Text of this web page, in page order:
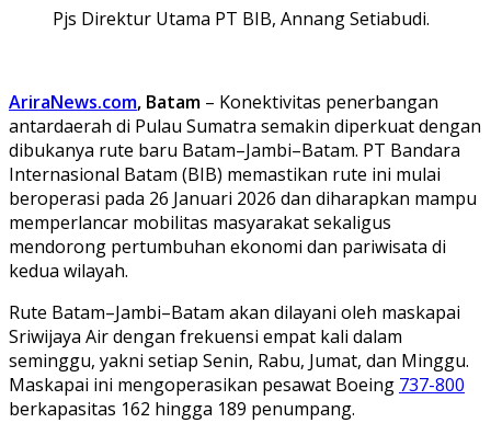
Pjs Direktur Utama PT BIB, Annang Setiabudi.
AriraNews.com, Batam – Konektivitas penerbangan
antardaerah di Pulau Sumatra semakin diperkuat dengan
dibukanya rute baru Batam–Jambi–Batam. PT Bandara
Internasional Batam (BIB) memastikan rute ini mulai
beroperasi pada 26 Januari 2026 dan diharapkan mampu
memperlancar mobilitas masyarakat sekaligus
mendorong pertumbuhan ekonomi dan pariwisata di
kedua wilayah.
Rute Batam–Jambi–Batam akan dilayani oleh maskapai
Sriwijaya Air dengan frekuensi empat kali dalam
seminggu, yakni setiap Senin, Rabu, Jumat, dan Minggu.
Maskapai ini mengoperasikan pesawat Boeing 737-800
berkapasitas 162 hingga 189 penumpang.